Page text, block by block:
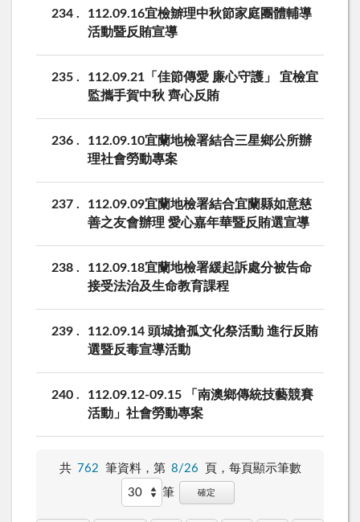
234
112.09.16宜檢辧理中秋節家庭團體輔導
活動暨反賄宣導
235
112.09.21「佳節傳愛 廉心守護」 宜檢宜
監攜手賀中秋 齊心反賄
236
112.09.10宜蘭地檢署結合三星鄉公所辦
理社會勞動專案
237
112.09.09宜蘭地檢署結合宜蘭縣如意慈
善之友會辦理 愛心嘉年華暨反賄選宣導
238
112.09.18宜蘭地檢署緩起訴處分被告命
接受法治及生命教育課程
239
112.09.14 頭城搶孤文化祭活動 進行反賄
選暨反毒宣導活動
240
112.09.12-09.15 「南澳鄉傳統技藝競賽
活動」社會勞動專案
共 762 筆資料，第 8/26 頁， 每頁顯示筆數
筆
確定